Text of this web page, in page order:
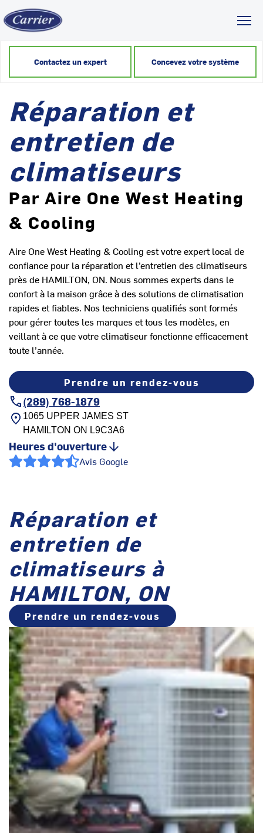
Contactez un expert Concevez votre système
Réparation et
entretien de
climatiseurs
Par Aire One West Heating
& Cooling
Aire One West Heating & Cooling est votre expert local de
confiance pour la réparation et l’entretien des climatiseurs
près de HAMILTON, ON. Nous sommes experts dans le
confort à la maison grâce à des solutions de climatisation
rapides et fiables. Nos techniciens qualifiés sont formés
pour gérer toutes les marques et tous les modèles, en
veillant à ce que votre climatiseur fonctionne efficacement
toute l’année.
Prendre un rendez-vous
(289) 768-1879
1065 UPPER JAMES ST
HAMILTON ON L9C3A6
Heures d'ouverture
Avis Google
Réparation et
entretien de
climatiseurs à
HAMILTON, ON
Prendre un rendez-vous